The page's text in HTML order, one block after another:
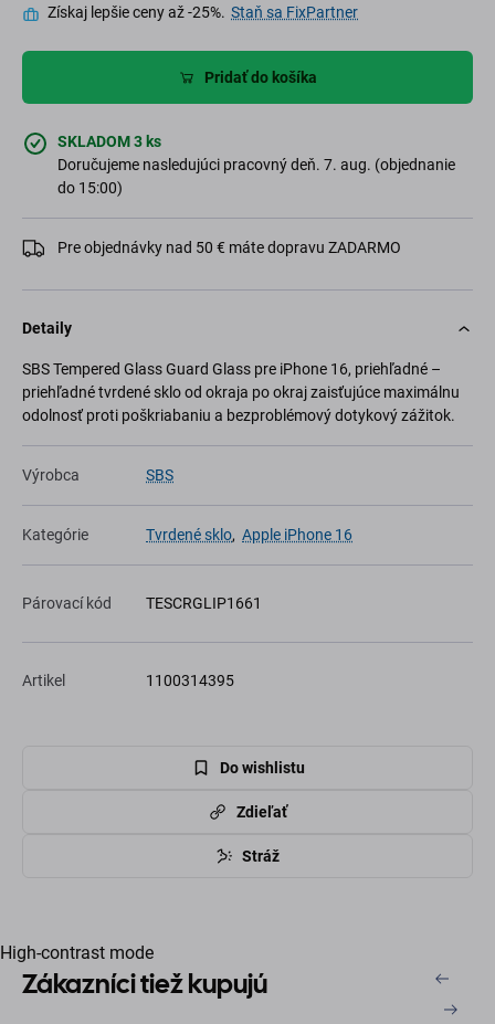
Získaj lepšie ceny až -25%. Staň sa FixPartner
Pridať do košíka
SKLADOM 3 ks
Doručujeme nasledujúci pracovný deň. 7. aug. (objednanie
do 15:00)
Pre objednávky nad 50 € máte dopravu ZADARMO
Detaily
SBS Tempered Glass Guard Glass pre iPhone 16, priehľadné –
priehľadné tvrdené sklo od okraja po okraj zaisťujúce maximálnu
odolnosť proti poškriabaniu a bezproblémový dotykový zážitok.
Výrobca SBS
Kategórie Tvrdené sklo, Apple iPhone 16
Párovací kód TESCRGLIP1661
Artikel 1100314395
Do wishlistu
Zdieľať
Stráž
High-contrast mode
Zákazníci tiež kupujú